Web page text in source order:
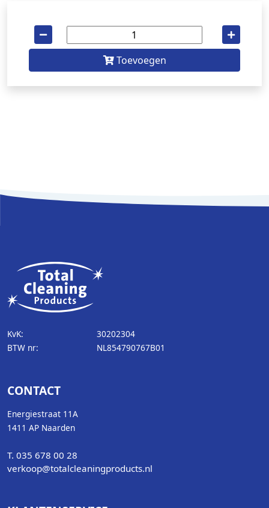
Toevoegen
KvK:
BTW nr:
30202304
NL854790767B01
CONTACT
Energiestraat 11A
1411 AP Naarden
T. 035 678 00 28
verkoop@totalcleaningproducts.nl